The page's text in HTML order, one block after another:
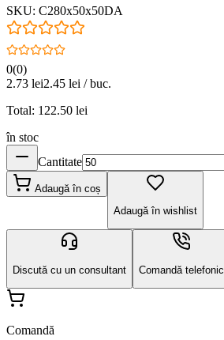
SKU: C280x50x50DA
0(0)
2.73 lei2.45 lei / buc.
Total: 122.50 lei
în stoc
Cantitate
Adaugă în coș
Adaugă în wishlist
Discută cu un consultant Comandă telefonic
Comandă